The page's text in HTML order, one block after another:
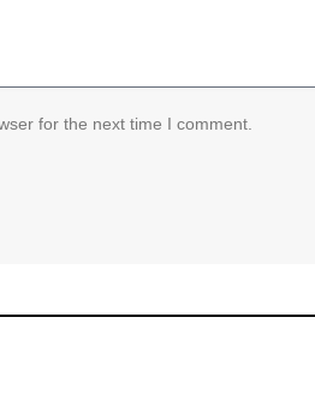
for the next time I comment.